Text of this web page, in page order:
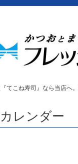
てこね寿司』なら当店へ
レンダー